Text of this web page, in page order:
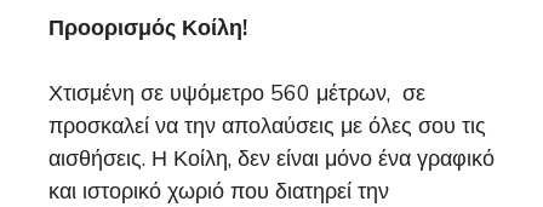
Προορισμός Κοίλη!
Χτισμένη σε υψόμετρο 560 μέτρων, σε
προσκαλεί να την απολαύσεις με όλες σου τις
αισθήσεις. Η Κοίλη, δεν είναι μόνο ένα γραφικό
και ιστορικό χωριό που διατηρεί την